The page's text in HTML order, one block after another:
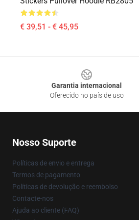
€ 39,51 - € 45,95
Garantia internacional
Oferecido no país de uso
Nosso Suporte
Políticas de envio e entrega
Termos de pagamento
Políticas de devolução e reembolso
Contacte-nos
Ajuda ao cliente (FAQ)